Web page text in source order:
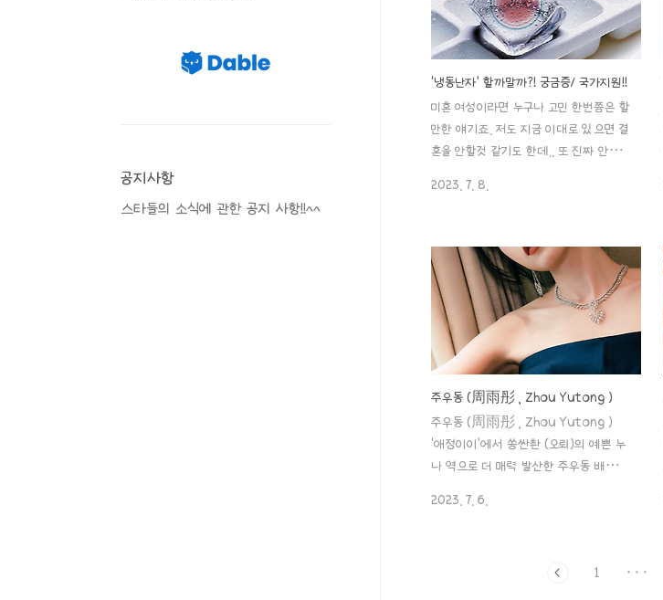
웨이보
https://weibo.com/u/1265743747Sina
Visitor
Systempassport.weibo.com 회
족..?? 중국 소수 민족의 하나이며 종교는
이슬람교도라고 하네요. 체질적으로는 한
족과 큰 차이가 없다고 하고요. 한국, 위
‘냉동난자’ 할까말까?! 궁금증/ 국가지원!!
미혼 여성이라면 누구나 고민 한번쯤은 할
만한 얘기죠. 저도 지금 이대로 있으면 결
혼을 안할것 같기도 한데.. 또 진짜 안할
게 하고 있습니다.. 우선.. 이게 정말 어떤
자란..? 냉동난자는 여성의 난소에서 채
취한 난자를 동결 보존하는 시술인데요,
이 시술을 통해서 임신과 출산 시기를 자
신이 원할때 가질수 있도록 조절을 원하
는 여성들이 난자를 동결 보존하여 향후
임신 가능성을 높이는 의학적 시술법입니
다. 냉동난자 시술을 할 경우 여성의 나이
가 들어감에 따라 생식기능이 저하되기
때문에 이 부분을 예방하기 위해 이용되
기도 합니다 이 시술은 일반적으로 1회 시
2023. 7. 8.
주우동 (周雨彤 , Zhou Yutong )
주우동 (周雨彤 , Zhou Yutong )
‘애정이이’에서 쏭싼촨 (오뢰)의 예쁜 누
나 역으로 더 매력 발산한 주우동 배우입
안정감 있는 연기력을 지닌 그녀에 대한
Yutong) 출생: 1994년 9월 21일 / 안
2023. 7. 6.
1 ···
공지사항
스타들의 소식에 관한 공지 사항!!^^